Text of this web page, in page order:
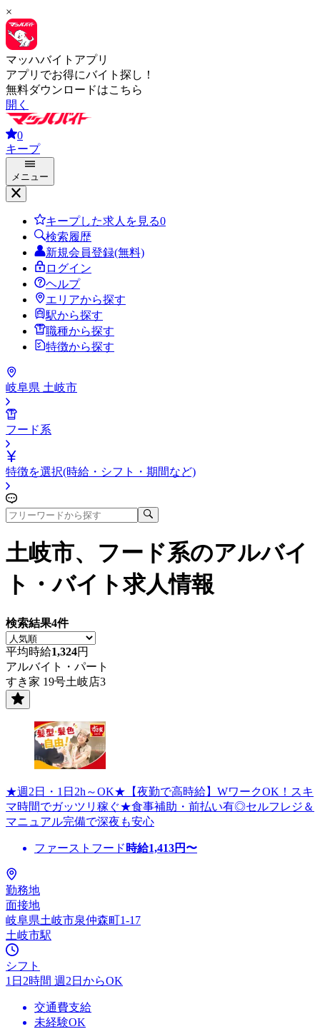
×
マッハバイトアプリ
アプリでお得にバイト探し！
無料ダウンロードはこちら
開く
0
キープ
メニュー
キープした求人を見る0
検索履歴
新規会員登録(無料)
ログイン
ヘルプ
エリアから探す
駅から探す
職種から探す
特徴から探す
岐阜県 土岐市
フード系
特徴を選択(時給・シフト・期間など)
土岐市、フード系のアルバイ
ト・バイト求人情報
検索結果4件
平均時給1,324円
アルバイト・パート
すき家 19号土岐店3
★週2日・1日2h～OK★【夜勤で高時給】WワークOK！スキ
マ時間でガッツリ稼ぐ★食事補助・前払い有◎セルフレジ＆
マニュアル完備で深夜も安心
ファーストフード 時給1,413円〜
勤務地
面接地
岐阜県土岐市泉仲森町1-17
土岐市駅
シフト
1日2時間 週2日からOK
交通費支給
未経験OK